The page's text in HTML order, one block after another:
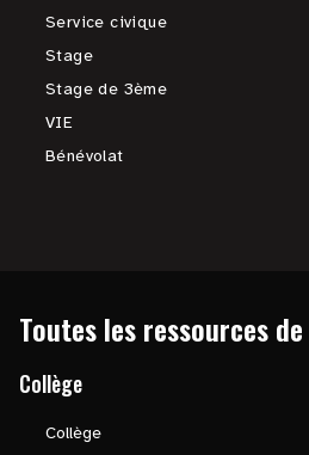
Service civique
Stage
Stage de 3ème
VIE
Bénévolat
Toutes les ressources de
Collège
Collège